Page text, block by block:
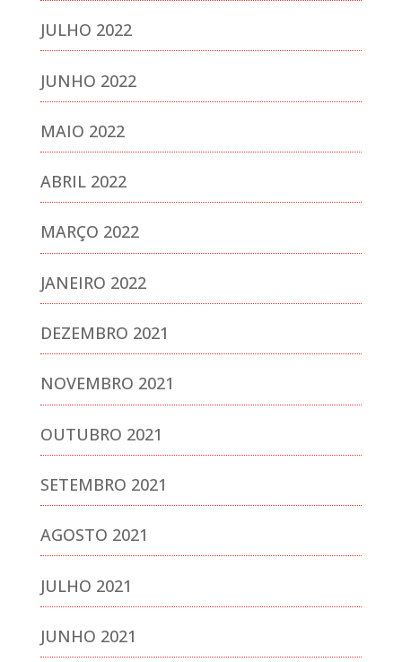
JULHO 2022
JUNHO 2022
MAIO 2022
ABRIL 2022
MARÇO 2022
JANEIRO 2022
DEZEMBRO 2021
NOVEMBRO 2021
OUTUBRO 2021
SETEMBRO 2021
AGOSTO 2021
JULHO 2021
JUNHO 2021